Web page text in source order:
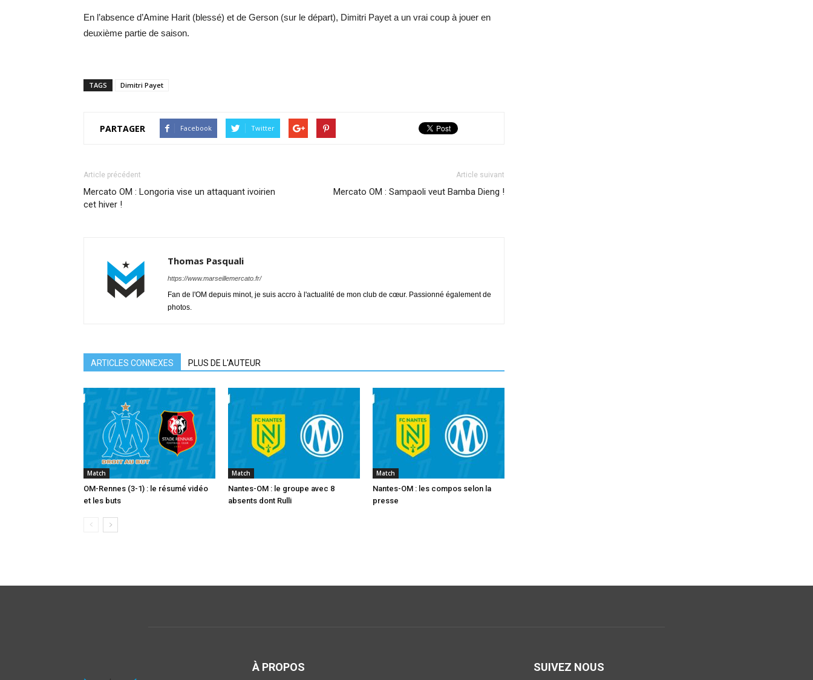
En l’absence d’Amine Harit (blessé) et de Gerson (sur le départ), Dimitri Payet a un vrai coup à jouer en
deuxième partie de saison.
TAGS Dimitri Payet
PARTAGER Facebook Twitter
Article précédent
Mercato OM : Longoria vise un attaquant ivoirien
cet hiver !
Article suivant
Mercato OM : Sampaoli veut Bamba Dieng !
Thomas Pasquali
https://www.marseillemercato.fr/
Fan de l'OM depuis minot, je suis accro à l'actualité de mon club de cœur. Passionné également de
photos.
ARTICLES CONNEXES PLUS DE L'AUTEUR
Match
OM-Rennes (3-1) : le résumé vidéo
et les buts
Match
Nantes-OM : le groupe avec 8
absents dont Rulli
Match
Nantes-OM : les compos selon la
presse
À PROPOS SUIVEZ NOUS